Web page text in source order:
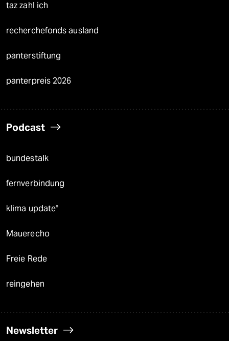
taz zahl ich
recherchefonds ausland
panterstiftung
panterpreis 2026
Podcast
bundestalk
fernverbindung
klima update°
Mauerecho
Freie Rede
reingehen
Newsletter